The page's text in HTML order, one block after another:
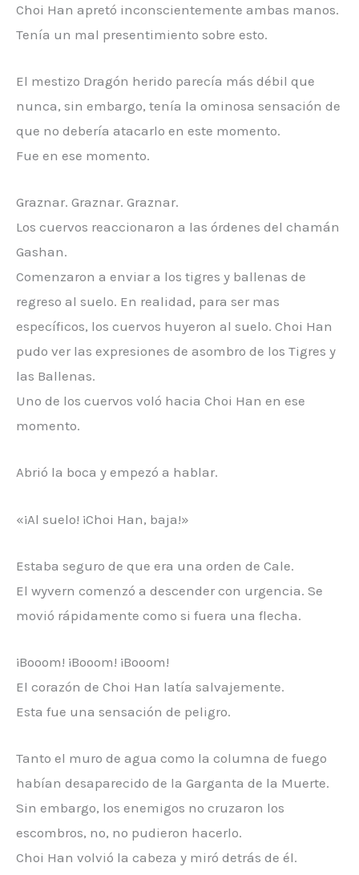
Choi Han apretó inconscientemente ambas manos.
Tenía un mal presentimiento sobre esto.
El mestizo Dragón herido parecía más débil que
nunca, sin embargo, tenía la ominosa sensación de
que no debería atacarlo en este momento.
Fue en ese momento.
Graznar. Graznar. Graznar.
Los cuervos reaccionaron a las órdenes del chamán
Gashan.
Comenzaron a enviar a los tigres y ballenas de
regreso al suelo. En realidad, para ser mas
específicos, los cuervos huyeron al suelo. Choi Han
pudo ver las expresiones de asombro de los Tigres y
las Ballenas.
Uno de los cuervos voló hacia Choi Han en ese
momento.
Abrió la boca y empezó a hablar.
«¡Al suelo! ¡Choi Han, baja!»
Estaba seguro de que era una orden de Cale.
El wyvern comenzó a descender con urgencia. Se
movió rápidamente como si fuera una flecha.
¡Booom! ¡Booom! ¡Booom!
El corazón de Choi Han latía salvajemente.
Esta fue una sensación de peligro.
Tanto el muro de agua como la columna de fuego
habían desaparecido de la Garganta de la Muerte.
Sin embargo, los enemigos no cruzaron los
escombros, no, no pudieron hacerlo.
Choi Han volvió la cabeza y miró detrás de él.